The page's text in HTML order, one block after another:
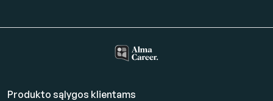
Produkto sąlygos klientams